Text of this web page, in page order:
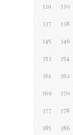
329 330
337 338
345 346
353 354
361 362
369 370
377 378
385 386